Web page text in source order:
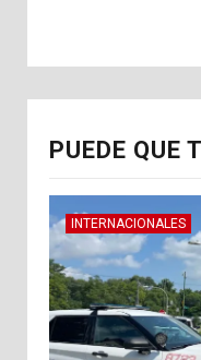
PUEDE QUE
INTERNACIONALES